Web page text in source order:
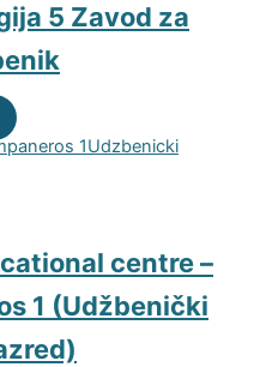
5 Zavod za
centre –
1 (Udžbenički